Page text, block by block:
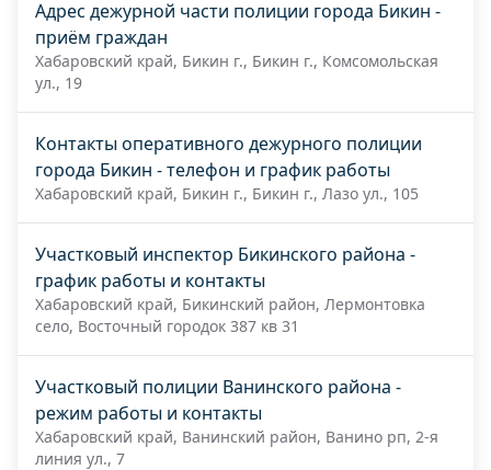
Адрес дежурной части полиции города Бикин -
приём граждан
Хабаровский край, Бикин г., Бикин г., Комсомольская
ул., 19
Контакты оперативного дежурного полиции
города Бикин - телефон и график работы
Хабаровский край, Бикин г., Бикин г., Лазо ул., 105
Участковый инспектор Бикинского района -
график работы и контакты
Хабаровский край, Бикинский район, Лермонтовка
село, Восточный городок 387 кв 31
Участковый полиции Ванинского района -
режим работы и контакты
Хабаровский край, Ванинский район, Ванино рп, 2-я
линия ул., 7